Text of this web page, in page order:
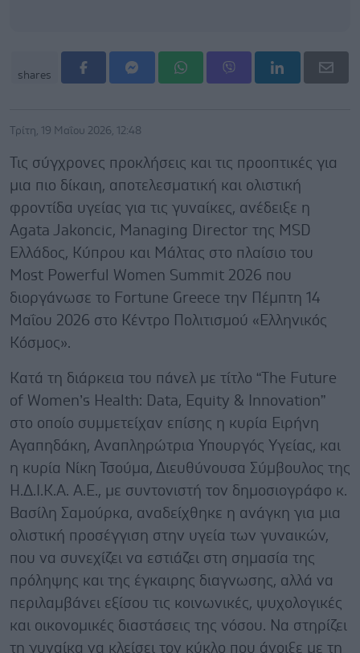
shares
Τρίτη, 19 Μαΐου 2026, 12:48
Τις σύγχρονες προκλήσεις και τις προοπτικές για
μια πιο δίκαιη, αποτελεσματική και ολιστική
φροντίδα υγείας για τις γυναίκες, ανέδειξε η
Agata Jakoncic, Managing Director της MSD
Ελλάδος, Κύπρου και Μάλτας στο πλαίσιο του
Most Powerful Women Summit 2026 που
διοργάνωσε το Fortune Greece την Πέμπτη 14
Μαΐου 2026 στο Κέντρο Πολιτισμού «Ελληνικός
Κόσμος».
Κατά τη διάρκεια του πάνελ με τίτλο “The Future
of Women’s Health: Data, Equity & Innovation”
στο οποίο συμμετείχαν επίσης η κυρία Ειρήνη
Αγαπηδάκη, Αναπληρώτρια Υπουργός Υγείας, και
η κυρία Νίκη Τσούμα, Διευθύνουσα Σύμβουλος της
Η.Δ.Ι.Κ.Α. Α.Ε., με συντονιστή τον δημοσιογράφο κ.
Βασίλη Σαμούρκα, αναδείχθηκε η ανάγκη για μια
ολιστική προσέγγιση στην υγεία των γυναικών,
που να συνεχίζει να εστιάζει στη σημασία της
πρόληψης και της έγκαιρης διαγνωσης, αλλά να
περιλαμβάνει εξίσου τις κοινωνικές, ψυχολογικές
και οικονομικές διαστάσεις της νόσου. Να στηρίζει
τη γυναίκα να κλείσει τον κύκλο που άνοιξε με τη